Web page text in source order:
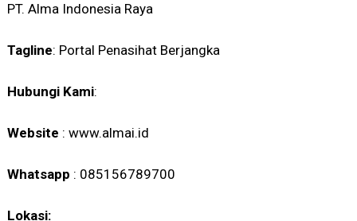
PT. Alma Indonesia Raya
Tagline: Portal Penasihat Berjangka
Hubungi Kami:
Website : www.almai.id
Whatsapp : 085156789700
Lokasi: